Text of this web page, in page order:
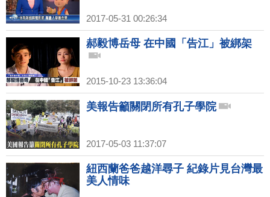
2017-05-31 00:26:34
郝毅博岳母 在中國「告江」被綁架
2015-10-23 13:36:04
美報告籲關閉所有孔子學院
2017-05-03 11:37:07
紐西蘭爸爸越洋尋子 紀錄片見台灣最
美人情味